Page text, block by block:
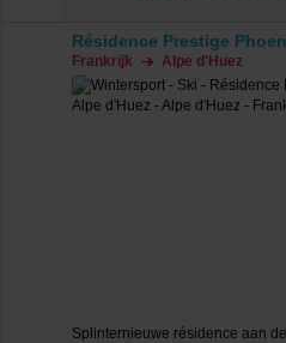
Résidence Prestige
Frankrijk Alpe d'Huez
Splinternieuwe résidence aan